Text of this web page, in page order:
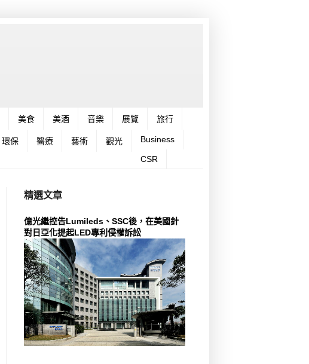
美食 美酒 音樂 展覽 旅行
環保 醫療 藝術 觀光 Business
CSR
精選文章
億光繼控告Lumileds、SSC後，在美國針
對日亞化提起LED專利侵權訴訟